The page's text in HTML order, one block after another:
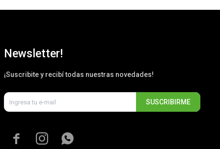
Newsletter!
¡Suscribite y recibí todas nuestras novedades!
SUSCRIBIRME
  